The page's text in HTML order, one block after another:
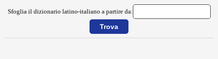
Sfoglia il dizionario latino-italiano a partire da: